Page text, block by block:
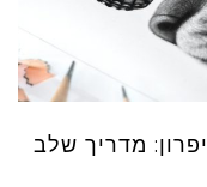
מדריך שלב